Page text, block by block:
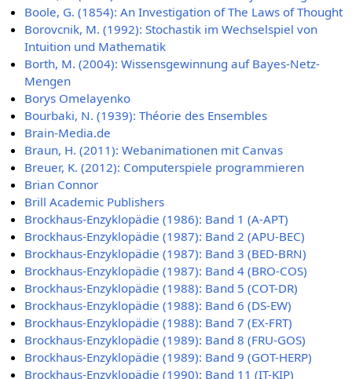
Boole, G. (1854): An Investigation of The Laws of Thought
Borovcnik, M. (1992): Stochastik im Wechselspiel von
Intuition und Mathematik
Borth, M. (2004): Wissensgewinnung auf Bayes-Netz-
Mengen
Borys Omelayenko
Bourbaki, N. (1939): Théorie des Ensembles
Brain-Media.de
Braun, H. (2011): Webanimationen mit Canvas
Breuer, K. (2012): Computerspiele programmieren
Brian Connor
Brill Academic Publishers
Brockhaus-Enzyklopädie (1986): Band 1 (A-APT)
Brockhaus-Enzyklopädie (1987): Band 2 (APU-BEC)
Brockhaus-Enzyklopädie (1987): Band 3 (BED-BRN)
Brockhaus-Enzyklopädie (1987): Band 4 (BRO-COS)
Brockhaus-Enzyklopädie (1988): Band 5 (COT-DR)
Brockhaus-Enzyklopädie (1988): Band 6 (DS-EW)
Brockhaus-Enzyklopädie (1988): Band 7 (EX-FRT)
Brockhaus-Enzyklopädie (1989): Band 8 (FRU-GOS)
Brockhaus-Enzyklopädie (1989): Band 9 (GOT-HERP)
Brockhaus-Enzyklopädie (1990): Band 11 (IT-KIP)